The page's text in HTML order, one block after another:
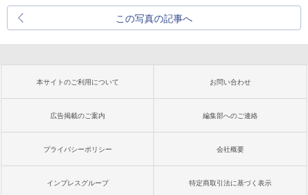
この写真の記事へ
本サイトのご利用について お問い合わせ
広告掲載のご案内 編集部へのご連絡
プライバシーポリシー 会社概要
インプレスグループ 特定商取引法に基づく表示